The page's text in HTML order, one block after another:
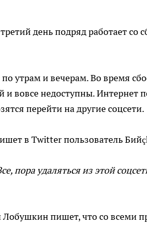
день подряд работает
утрам и вечерам. Во время
и вовсе недоступны. Интернет
перейти на другие соцсети.
в Twitter пользователь
пора удаляться из этой
Лобушкин пишет, что со всеми